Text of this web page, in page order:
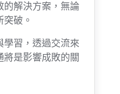
的解決方案，無論
破。
學習，透過交流來
是影響成敗的關